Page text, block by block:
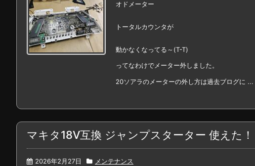
オドメーター
トータルカウンタが
動かなくなってる～(T-T)
ってなわけでメーター外しました。
20ソアラのメーターの外し方は過去ブログに ...
マキタ18V互換 ジャンプスターター 使えた！
2026年2月27日 メンテナンス